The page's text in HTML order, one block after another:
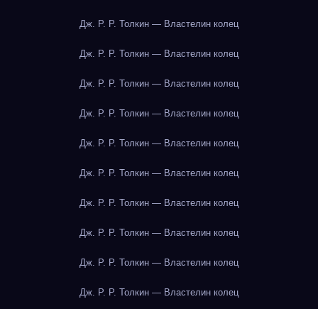
Дж. Р. Р. Толкин — Властелин колец
Дж. Р. Р. Толкин — Властелин колец
Дж. Р. Р. Толкин — Властелин колец
Дж. Р. Р. Толкин — Властелин колец
Дж. Р. Р. Толкин — Властелин колец
Дж. Р. Р. Толкин — Властелин колец
Дж. Р. Р. Толкин — Властелин колец
Дж. Р. Р. Толкин — Властелин колец
Дж. Р. Р. Толкин — Властелин колец
Дж. Р. Р. Толкин — Властелин колец